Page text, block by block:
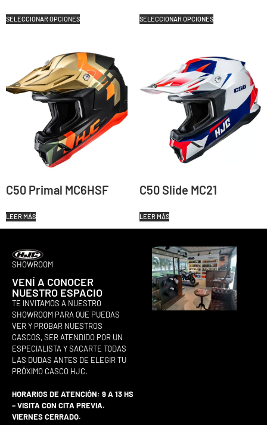
SELECCIONAR OPCIONES SELECCIONAR OPCIONES
C50 Primal MC6HSF
LEER MÁS
C50 Slide MC21
LEER MÁS
SHOWROOM
VENÍ A CONOCER
NUESTRO ESPACIO
TE INVITAMOS A NUESTRO
SHOWROOM PARA QUE PUEDAS
VER Y PROBAR NUESTROS
CASCOS, SER ATENDIDO POR UN
ESPECIALISTA Y SACARTE TODAS
LAS DUDAS ANTES DE ELEGIR TU
PRÓXIMO CASCO HJC.
HORARIOS DE ATENCIÓN: 9 A 13 HS
– VISITA CON CITA PREVIA.
VIERNES CERRADO.